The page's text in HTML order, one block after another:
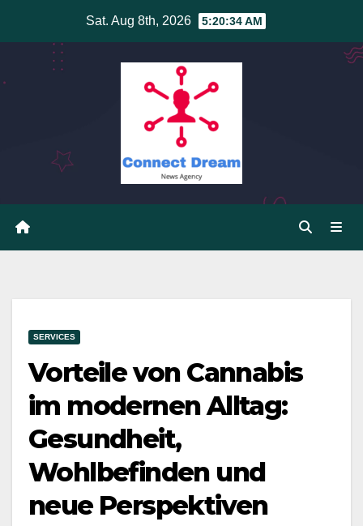
Sat. Aug 8th, 2026 5:20:35 AM
SERVICES
Vorteile von Cannabis
im modernen Alltag:
Gesundheit,
Wohlbefinden und
neue Perspektiven